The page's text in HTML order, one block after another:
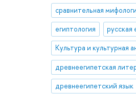
сравнительная
египтология русская
древнеегипетский язык